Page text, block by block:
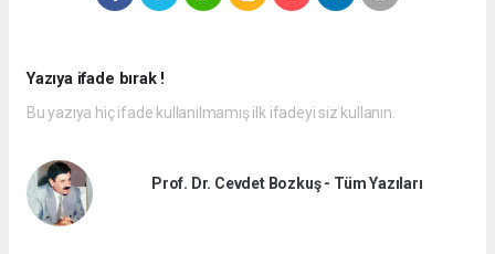
Yazıya ifade bırak !
Bu yazıya hiç ifade kullanılmamış ilk ifadeyi siz kullanın.
Prof. Dr. Cevdet Bozkuş - Tüm Yazıları